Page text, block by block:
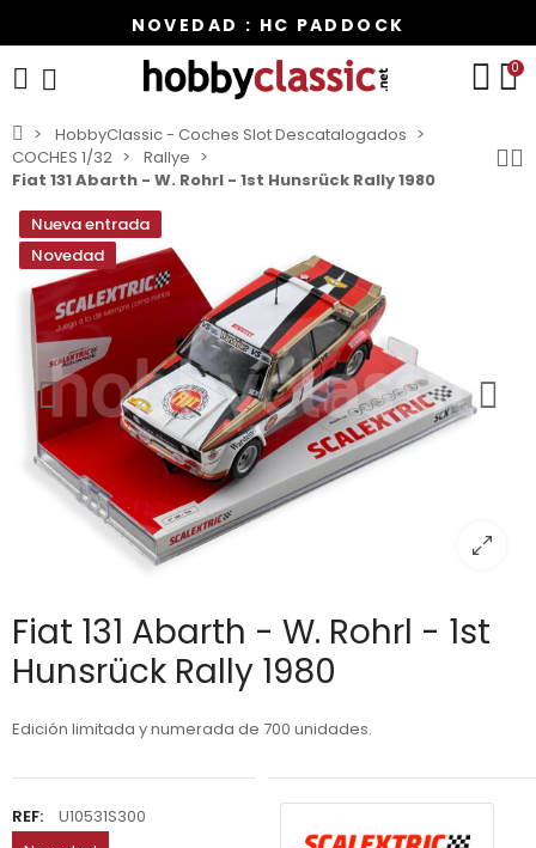
NOVEDAD : HC PADDOCK
0
HobbyClassic - Coches Slot Descatalogados
COCHES 1/32
Rallye
Fiat 131 Abarth - W. Rohrl - 1st Hunsrück Rally 1980
Nueva entrada
Novedad
Fiat 131 Abarth - W. Rohrl - 1st
Hunsrück Rally 1980
Edición limitada y numerada de 700 unidades.
REF:
U10531S300